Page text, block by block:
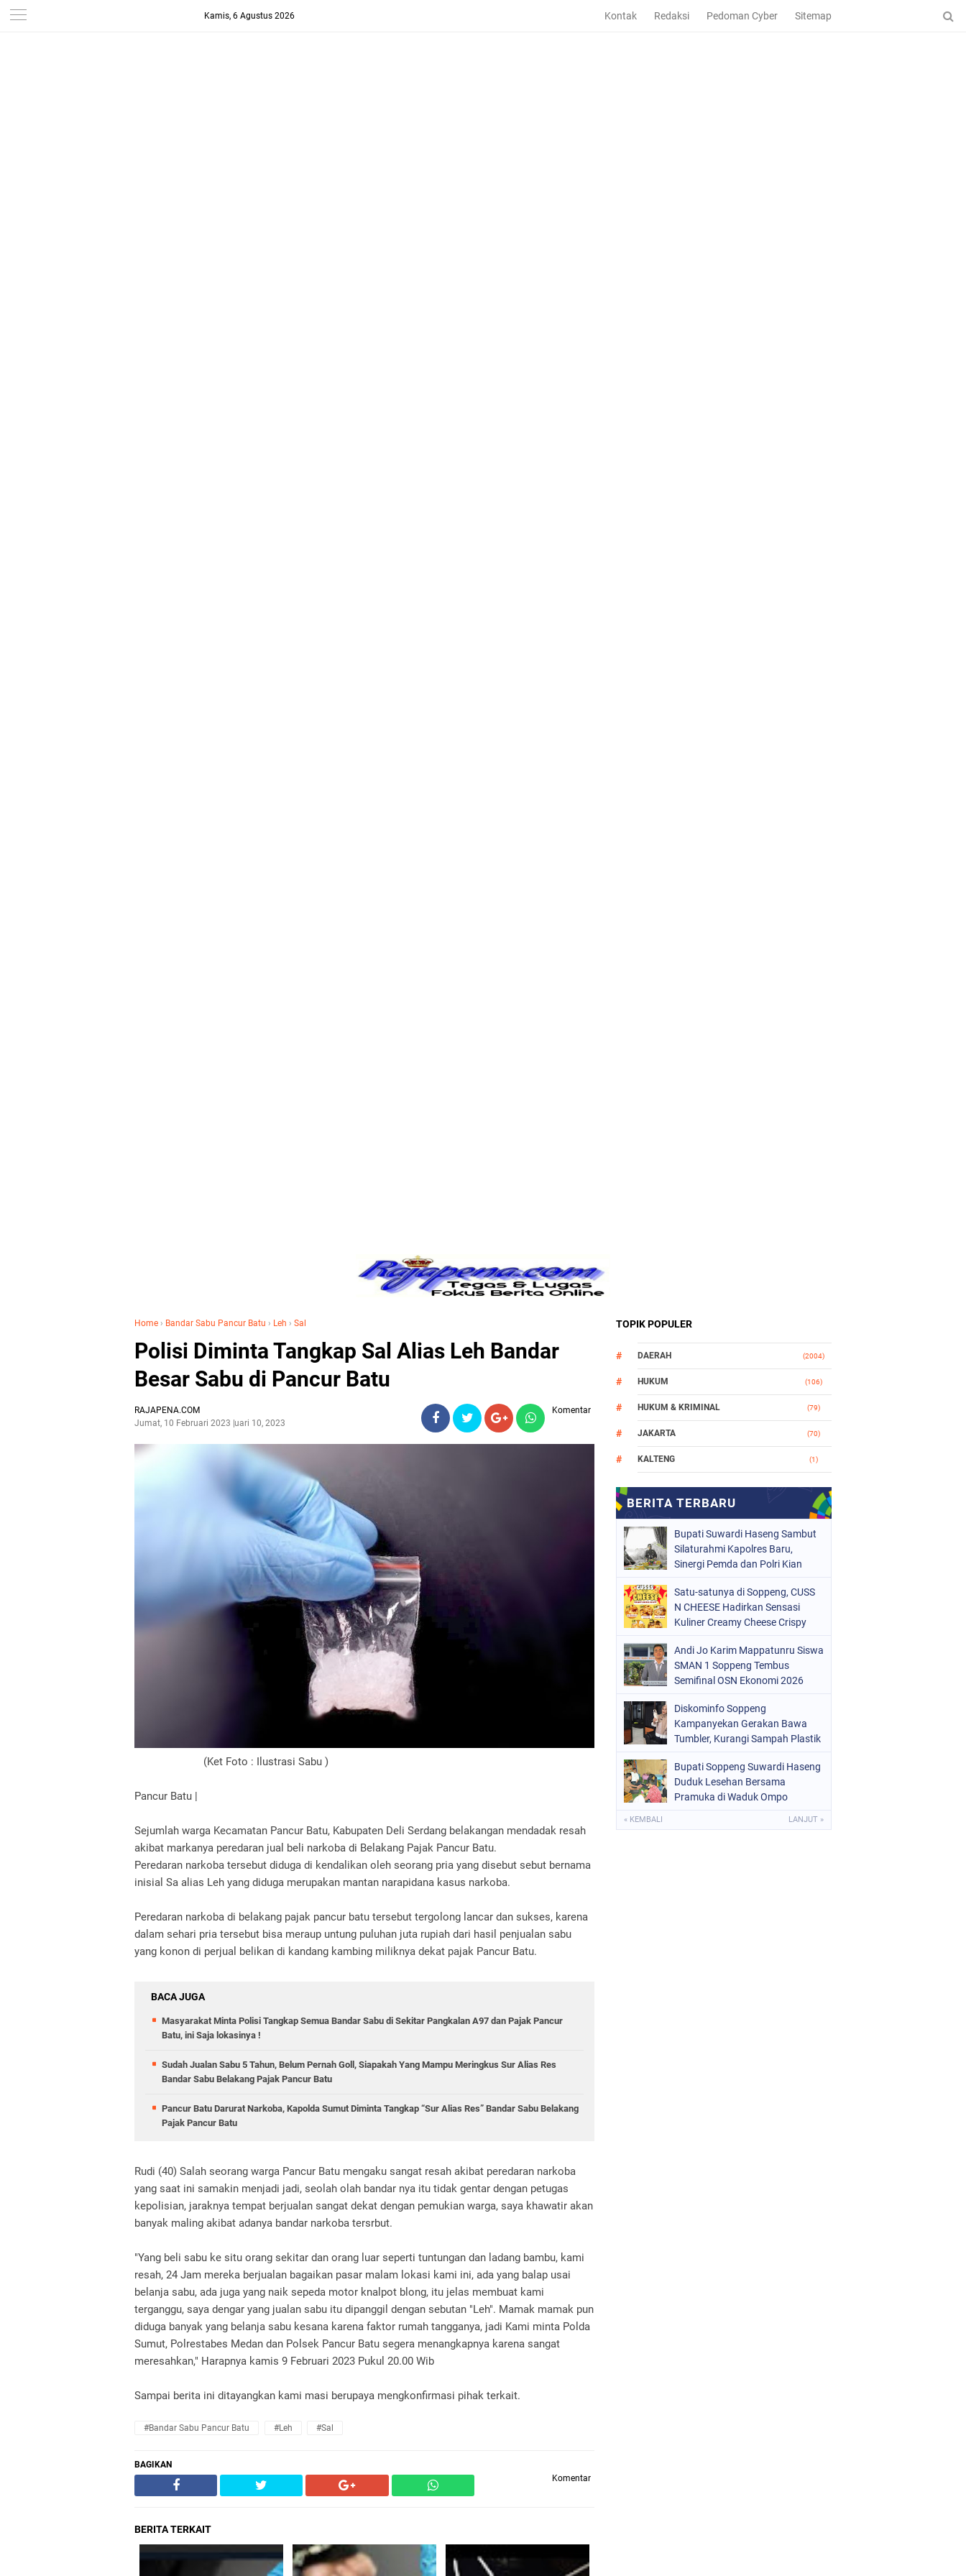
Kamis, 6 Agustus 2026 Kontak Redaksi Pedoman Cyber Sitemap
Home › Bandar Sabu Pancur Batu › Leh › Sal
Polisi Diminta Tangkap Sal Alias Leh Bandar
Besar Sabu di Pancur Batu
RAJAPENA.COM
Jumat, 10 Februari 2023Februari 10, 2023
Komentar
(Ket Foto : Ilustrasi Sabu )
Pancur Batu |
Sejumlah warga Kecamatan Pancur Batu, Kabupaten Deli Serdang belakangan mendadak resah
akibat markanya peredaran jual beli narkoba di Belakang Pajak Pancur Batu.
Peredaran narkoba tersebut diduga di kendalikan oleh seorang pria yang disebut sebut bernama
inisial Sa alias Leh yang diduga merupakan mantan narapidana kasus narkoba.
Peredaran narkoba di belakang pajak pancur batu tersebut tergolong lancar dan sukses, karena
dalam sehari pria tersebut bisa meraup untung puluhan juta rupiah dari hasil penjualan sabu
yang konon di perjual belikan di kandang kambing miliknya dekat pajak Pancur Batu.
BACA JUGA
Masyarakat Minta Polisi Tangkap Semua Bandar Sabu di Sekitar Pangkalan A97 dan Pajak Pancur
Batu, ini Saja lokasinya !
Sudah Jualan Sabu 5 Tahun, Belum Pernah Goll, Siapakah Yang Mampu Meringkus Sur Alias Res
Bandar Sabu Belakang Pajak Pancur Batu
Pancur Batu Darurat Narkoba, Kapolda Sumut Diminta Tangkap “Sur Alias Res” Bandar Sabu Belakang
Pajak Pancur Batu
Rudi (40) Salah seorang warga Pancur Batu mengaku sangat resah akibat peredaran narkoba
yang saat ini samakin menjadi jadi, seolah olah bandar nya itu tidak gentar dengan petugas
kepolisian, jaraknya tempat berjualan sangat dekat dengan pemukian warga, saya khawatir akan
banyak maling akibat adanya bandar narkoba tersrbut.
"Yang beli sabu ke situ orang sekitar dan orang luar seperti tuntungan dan ladang bambu, kami
resah, 24 Jam mereka berjualan bagaikan pasar malam lokasi kami ini, ada yang balap usai
belanja sabu, ada juga yang naik sepeda motor knalpot blong, itu jelas membuat kami
terganggu, saya dengar yang jualan sabu itu dipanggil dengan sebutan "Leh". Mamak mamak pun
diduga banyak yang belanja sabu kesana karena faktor rumah tangganya, jadi Kami minta Polda
Sumut, Polrestabes Medan dan Polsek Pancur Batu segera menangkapnya karena sangat
meresahkan," Harapnya kamis 9 Februari 2023 Pukul 20.00 Wib
Sampai berita ini ditayangkan kami masi berupaya mengkonfirmasi pihak terkait.
#Bandar Sabu Pancur Batu #Leh #Sal
BAGIKAN
Komentar
BERITA TERKAIT
TOPIK POPULER
DAERAH (2004)
HUKUM (106)
HUKUM & KRIMINAL (79)
JAKARTA (70)
KALTENG (1)
MAKASSAR
(748)
ORGANISASI (162)
PERISTIWA
POLITIK (157)
POLRI
SULSEL
Bupati Suwardi Haseng Sambut
Silaturahmi Kapolres Baru,
Sinergi Pemda dan Polri Kian
Satu-satunya di Soppeng, CUSS
N CHEESE Hadirkan Sensasi
Kuliner Creamy Cheese Crispy
Andi Jo Karim Mappatunru Siswa
SMAN 1 Soppeng Tembus
Semifinal OSN Ekonomi 2026
Diskominfo Soppeng
Kampanyekan Gerakan Bawa
Tumbler, Kurangi Sampah Plastik
Bupati Soppeng Suwardi Haseng
Duduk Lesehan Bersama
Pramuka di Waduk Ompo
« KEMBALI LANJUT »